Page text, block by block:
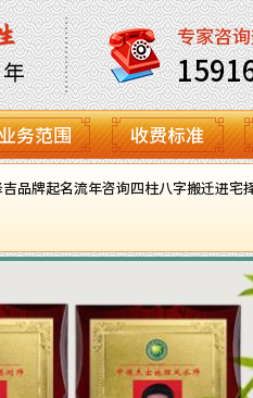
专家咨
务范围 收费标准
品牌起名流年咨询四柱八字搬迁进宅